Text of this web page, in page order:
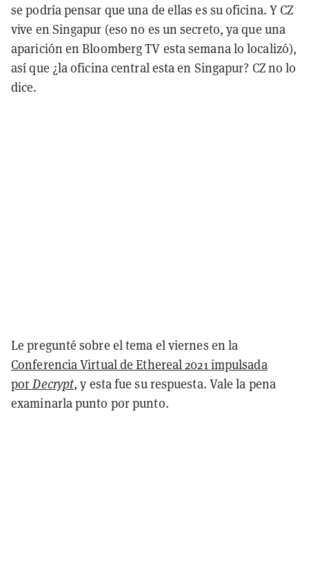
se podría pensar que una de ellas es su oficina. Y CZ
vive en Singapur (eso no es un secreto, ya que una
aparición en Bloomberg TV esta semana lo localizó),
así que ¿la oficina central esta en Singapur? CZ no lo
dice.
Le pregunté sobre el tema el viernes en la
Conferencia Virtual de Ethereal 2021 impulsada
porDecrypt, y esta fue su respuesta. Vale la pena
examinarla punto por punto.